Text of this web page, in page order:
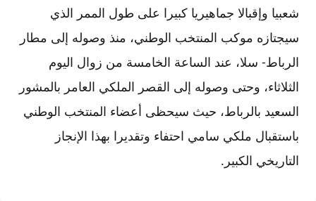
شعبيا وإقبالا جماهيريا كبيرا على طول الممر الذي
سيجتازه موكب المنتخب الوطني، منذ وصوله إلى مطار
الرباط- سلا، عند الساعة الخامسة من زوال اليوم
الثلاثاء، وحتى وصوله إلى القصر الملكي العامر بالمشور
السعيد بالرباط، حيث سيحظى أعضاء المنتخب الوطني
باستقبال ملكي سامي احتفاء وتقديرا بهذا الإنجاز
التاريخي الكبير.